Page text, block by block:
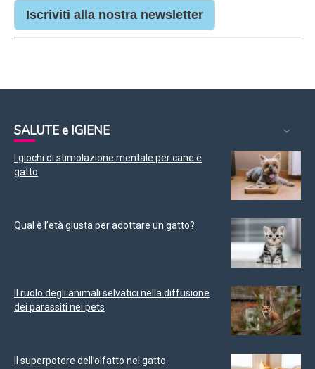
Iscriviti alla nostra newsletter
SALUTE e IGIENE
I giochi di stimolazione mentale per cane e
gatto
Qual è l’età giusta per adottare un gatto?
Il ruolo degli animali selvatici nella diffusione
dei parassiti nei pets
Il superpotere dell’olfatto nel gatto